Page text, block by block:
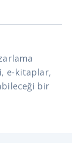
e-kitaplar,
bir